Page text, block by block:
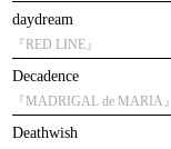
daydream
『RED LINE』
Decadence
『MADRIGAL de MARIA』
Deathwish